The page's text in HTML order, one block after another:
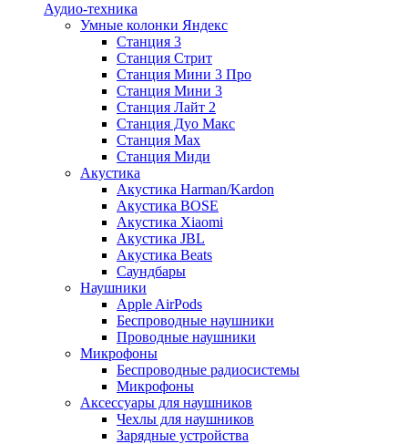
Аудио-техника
Умные колонки Яндекс
Станция 3
Станция Стрит
Станция Мини 3 Про
Станция Мини 3
Станция Лайт 2
Станция Дуо Макс
Станция Max
Станция Миди
Акустика
Акустика Harman/Kardon
Акустика BOSE
Акустика Xiaomi
Акустика JBL
Акустика Beats
Саундбары
Наушники
Apple AirPods
Беспроводные наушники
Проводные наушники
Микрофоны
Беспроводные радиосистемы
Микрофоны
Аксессуары для наушников
Чехлы для наушников
Зарядные устройства